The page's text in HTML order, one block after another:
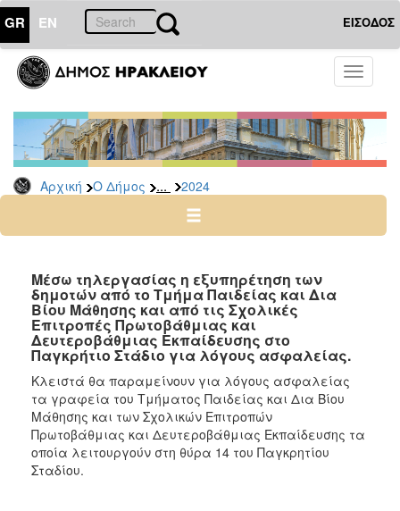
GR EN ΕΙΣΟΔΟΣ
Toggle
Αρχική Ο Δήμος ... 2024
ΔΗΜΟΣ
Δελτία
Τύπου
Αρχείο
2026
2024
2022
2021
2020
2019
2018
2017
2016
Μέσω τηλεργασίας η εξυπηρέτηση των
δημοτών από το Τμήμα Παιδείας και Δια
Βίου Μάθησης και από τις Σχολικές
Επιτροπές Πρωτοβάθμιας και
Δευτεροβάθμιας Εκπαίδευσης στο
Παγκρήτιο Στάδιο για λόγους ασφαλείας.
Κλειστά θα παραμείνουν για λόγους ασφαλείας
τα γραφεία του Τμήματος Παιδείας και Δια Βίου
Μάθησης και των Σχολικών Επιτροπών
Πρωτοβάθμιας και Δευτεροβάθμιας Εκπαίδευσης τα
οποία λειτουργούν στη θύρα 14 του Παγκρητίου
Σταδίου.